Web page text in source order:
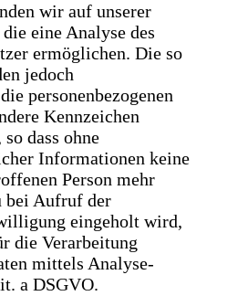
wir auf unserer
eine Analyse des
ermöglichen. Die so
jedoch
personenbezogenen
Kennzeichen
dass ohne
Informationen keine
Person mehr
bei Aufruf der
eingeholt wird,
die Verarbeitung
mittels Analyse-
a DSGVO.